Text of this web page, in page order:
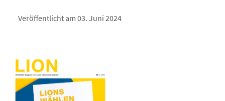
Veröffentlicht am 03. Juni 2024